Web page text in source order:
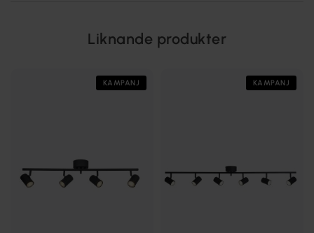
Liknande produkter
KAMPANJ KAMPANJ